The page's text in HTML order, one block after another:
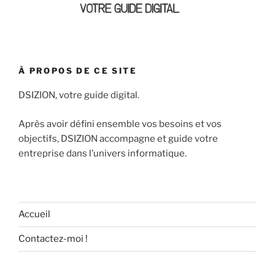
À PROPOS DE CE SITE
DSIZION, votre guide digital.
Après avoir défini ensemble vos besoins et vos
objectifs, DSIZION accompagne et guide votre
entreprise dans l’univers informatique.
Accueil
Contactez-moi !